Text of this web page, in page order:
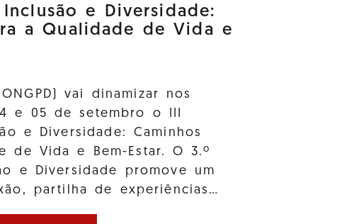
e Diversidade:
a Qualidade de Vida e
vai dinamizar nos
e 05 de setembro o III
e Diversidade: Caminhos
de Vida e Bem-Estar. O 3.º
e Diversidade promove um
partilha de experiências…